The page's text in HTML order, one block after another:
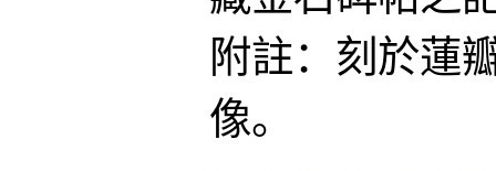
附註：刻於蓮
像。